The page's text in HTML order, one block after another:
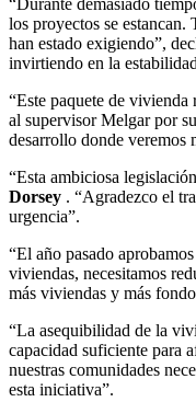
los proyectos se
han estado exigiendo”,
invirtiendo en la
“Este paquete de
al supervisor Melgar por
desarrollo donde veremos
“Esta ambiciosa
Dorsey . “Agradezco el
urgencia”.
“El año pasado
viviendas, necesitamos
más viviendas y más
“La asequibilidad de la
capacidad suficiente para
nuestras comunidades
esta iniciativa”.